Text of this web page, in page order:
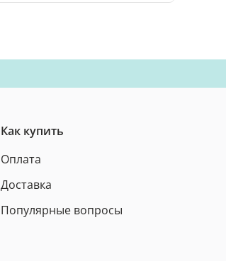
Как купить
Оплата
Доставка
Популярные вопросы